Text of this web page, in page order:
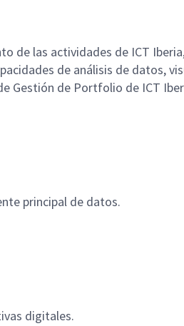
de las actividades de ICT
de análisis de datos,
Gestión de Portfolio de ICT
principal de datos.
digitales.